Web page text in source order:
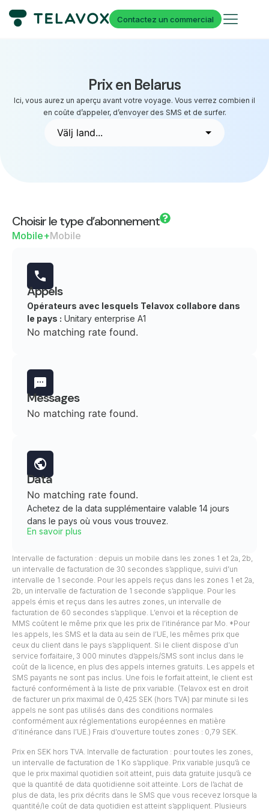
Contactez un commercial
Prix en Belarus
Ici, vous aurez un aperçu avant votre voyage. Vous verrez combien il
en coûte d’appeler, d’envoyer des SMS et de surfer.
Choisir le type d’abonnement
Mobile+Mobile
Appels
Opérateurs avec lesquels Telavox collabore dans
le pays : Unitary enterprise A1
No matching rate found.
Messages
No matching rate found.
Data
No matching rate found.
Achetez de la data supplémentaire valable 14 jours
dans le pays où vous vous trouvez.
En savoir plus
Intervalle de facturation : depuis un mobile dans les zones 1 et 2a, 2b,
un intervalle de facturation de 30 secondes s’applique, suivi d’un
intervalle de 1 seconde. Pour les appels reçus dans les zones 1 et 2a,
2b, un intervalle de facturation de 1 seconde s’applique. Pour les
appels émis et reçus dans les autres zones, un intervalle de
facturation de 60 secondes s’applique. L’envoi et la réception de
MMS coûtent le même prix que les prix de l’itinérance par Mo. *Pour
les appels, les SMS et la data au sein de l’UE, les mêmes prix que
ceux du client dans le pays s’appliquent. Si le client dispose d’un
service forfaitaire, 3 000 minutes d’appels/SMS sont inclus dans le
coût de la licence, en plus des appels internes gratuits. Les appels et
SMS payants ne sont pas inclus. Une fois le forfait atteint, le client est
facturé conformément à la liste de prix variable. (Telavox est en droit
de facturer un prix maximal de 0,425 SEK (hors TVA) par minute si les
appels ne sont pas utilisés dans des conditions normales
conformément aux réglementations européennes en matière
d’itinérance dans l’UE.) Frais d’ouverture toutes zones : 0,79 SEK.
Prix en SEK hors TVA. Intervalle de facturation : pour toutes les zones,
un intervalle de facturation de 1 Ko s’applique. Prix variable jusqu’à ce
que le prix maximal quotidien soit atteint, puis data gratuite jusqu’à ce
que la quantité de data quotidienne soit atteinte. Lors de l’achat de
plus de data, les prix décrits dans le SMS que vous recevez lorsque la
quantité/le coût de data quotidien est atteint s’appliquent. Plusieurs